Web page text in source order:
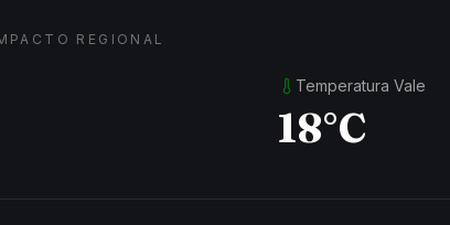
REGIONAL
Temperatura Vale
18°C